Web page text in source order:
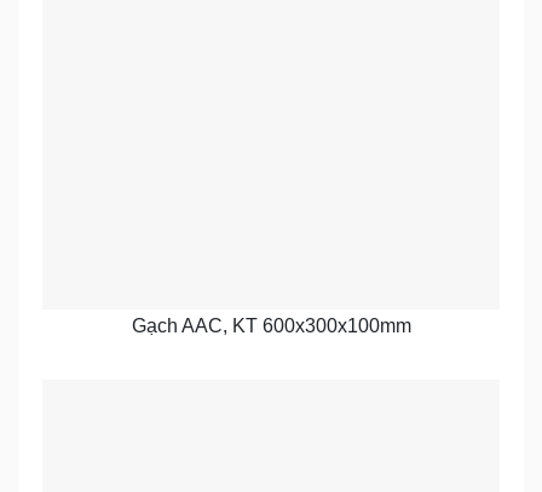
Gạch AAC, KT 600x300x100mm